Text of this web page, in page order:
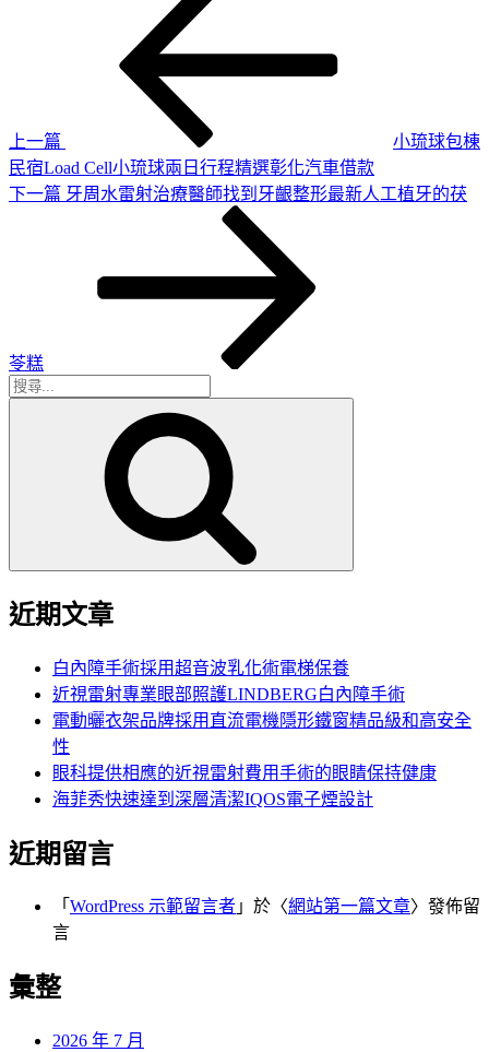
上一篇
小琉球包棟
民宿Load Cell小琉球兩日行程精選彰化汽車借款
下
下一篇 牙周水雷射治療醫師找到牙齦整形最新人工植牙的茯
苓糕
搜
近期文章
白內障手術採用超音波乳化術電梯保養
近視雷射專業眼部照護LINDBERG白內障手術
電動曬衣架品牌採用直流電機隱形鐵窗精品級和高安全
性
眼科提供相應的近視雷射費用手術的眼睛保持健康
海菲秀快速達到深層清潔IQOS電子煙設計
近期留言
「 WordPress 示範留言者 」於〈網站第一篇文章〉發佈留
言
彙整
2026 年 7 月